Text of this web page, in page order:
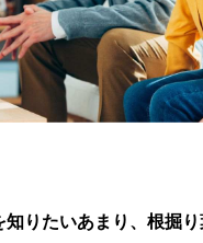
りたいあまり、根掘